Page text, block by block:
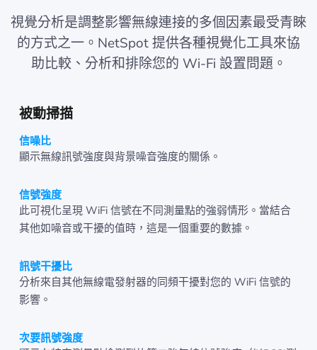
視覺分析是調整影響無線連接的多個因素最受青睞
的方式之一。NetSpot 提供各種視覺化工具來協
助比較、分析和排除您的 Wi-Fi 設置問題。
被動掃描
信噪比
顯示無線訊號強度與背景噪音強度的關係。
信號強度
此可視化呈現 WiFi 信號在不同測量點的強弱情形。當結合
其他如噪音或干擾的值時，這是一個重要的數據。
訊號干擾比
分析來自其他無線電發射器的同頻干擾對您的 WiFi 信號的
影響。
次要訊號強度